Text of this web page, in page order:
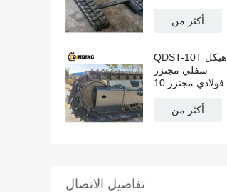
للحفارة الزاحفة
670 مم × 450 مم
أكثر من
QDST-10T هيكل
سفلي مجنزر
فولاذي مجنزر 10
الطرق ، ومد
أكثر من
تفاصيل الاتصال